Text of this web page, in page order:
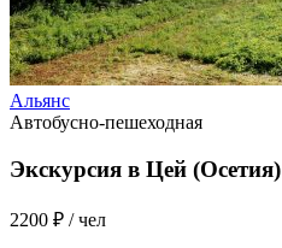
Альянс
Автобусно-пешеходная
Экскурсия в Цей (Осетия)
2200 ₽ / чел